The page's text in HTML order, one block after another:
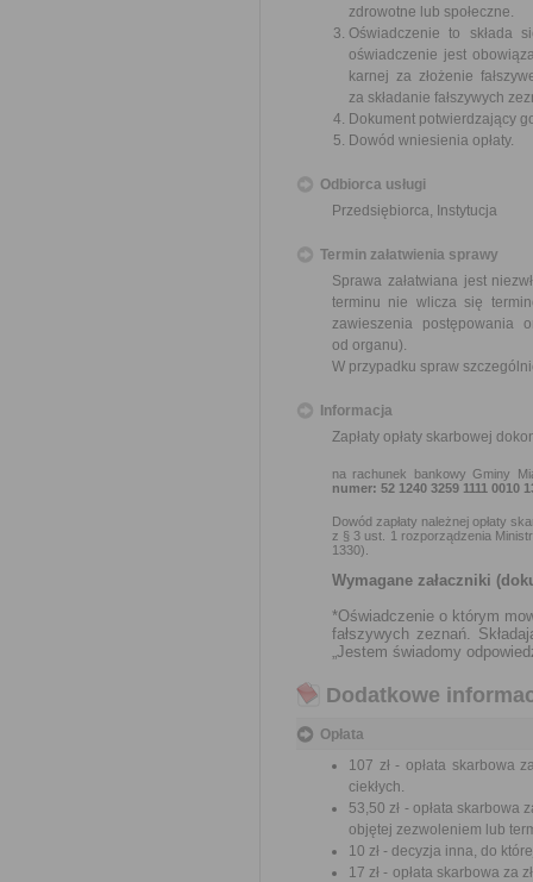
zdrowotne lub społeczne.
Oświadczenie to składa
oświadczenie jest
karnej za złożenie
za składanie fałszywych
Dokument potwierdzający
Dowód wniesienia opłaty.
Odbiorca usługi
Przedsiębiorca, Instytucja
Termin załatwienia sprawy
Sprawa załatwiana jest
terminu nie wlicza się
zawieszenia postępowania
od organu).
W przypadku spraw
Informacja
Zapłaty opłaty skarbowej
na rachunek bankowy Gminy
numer: 52 1240 3259 1111 0010
Dowód zapłaty należnej opłaty
z § 3 ust. 1 rozporządzenia
1330).
Wymagane załaczniki
*Oświadczenie o którym
fałszywych zeznań.
„Jestem świadomy
Dodatkowe
Opłata
107 zł - opłata skarbowa
ciekłych.
53,50 zł - opłata
objętej zezwoleniem lub
10 zł - decyzja inna, do
17 zł - opłata skarbowa za